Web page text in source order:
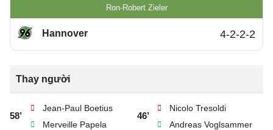
Ron-Robert Zieler
Hannover 4-2-2-2
Thay người
58’
Jean-Paul Boetius
Merveille Papela
46’
Nicolo Tresoldi
Andreas Voglsammer